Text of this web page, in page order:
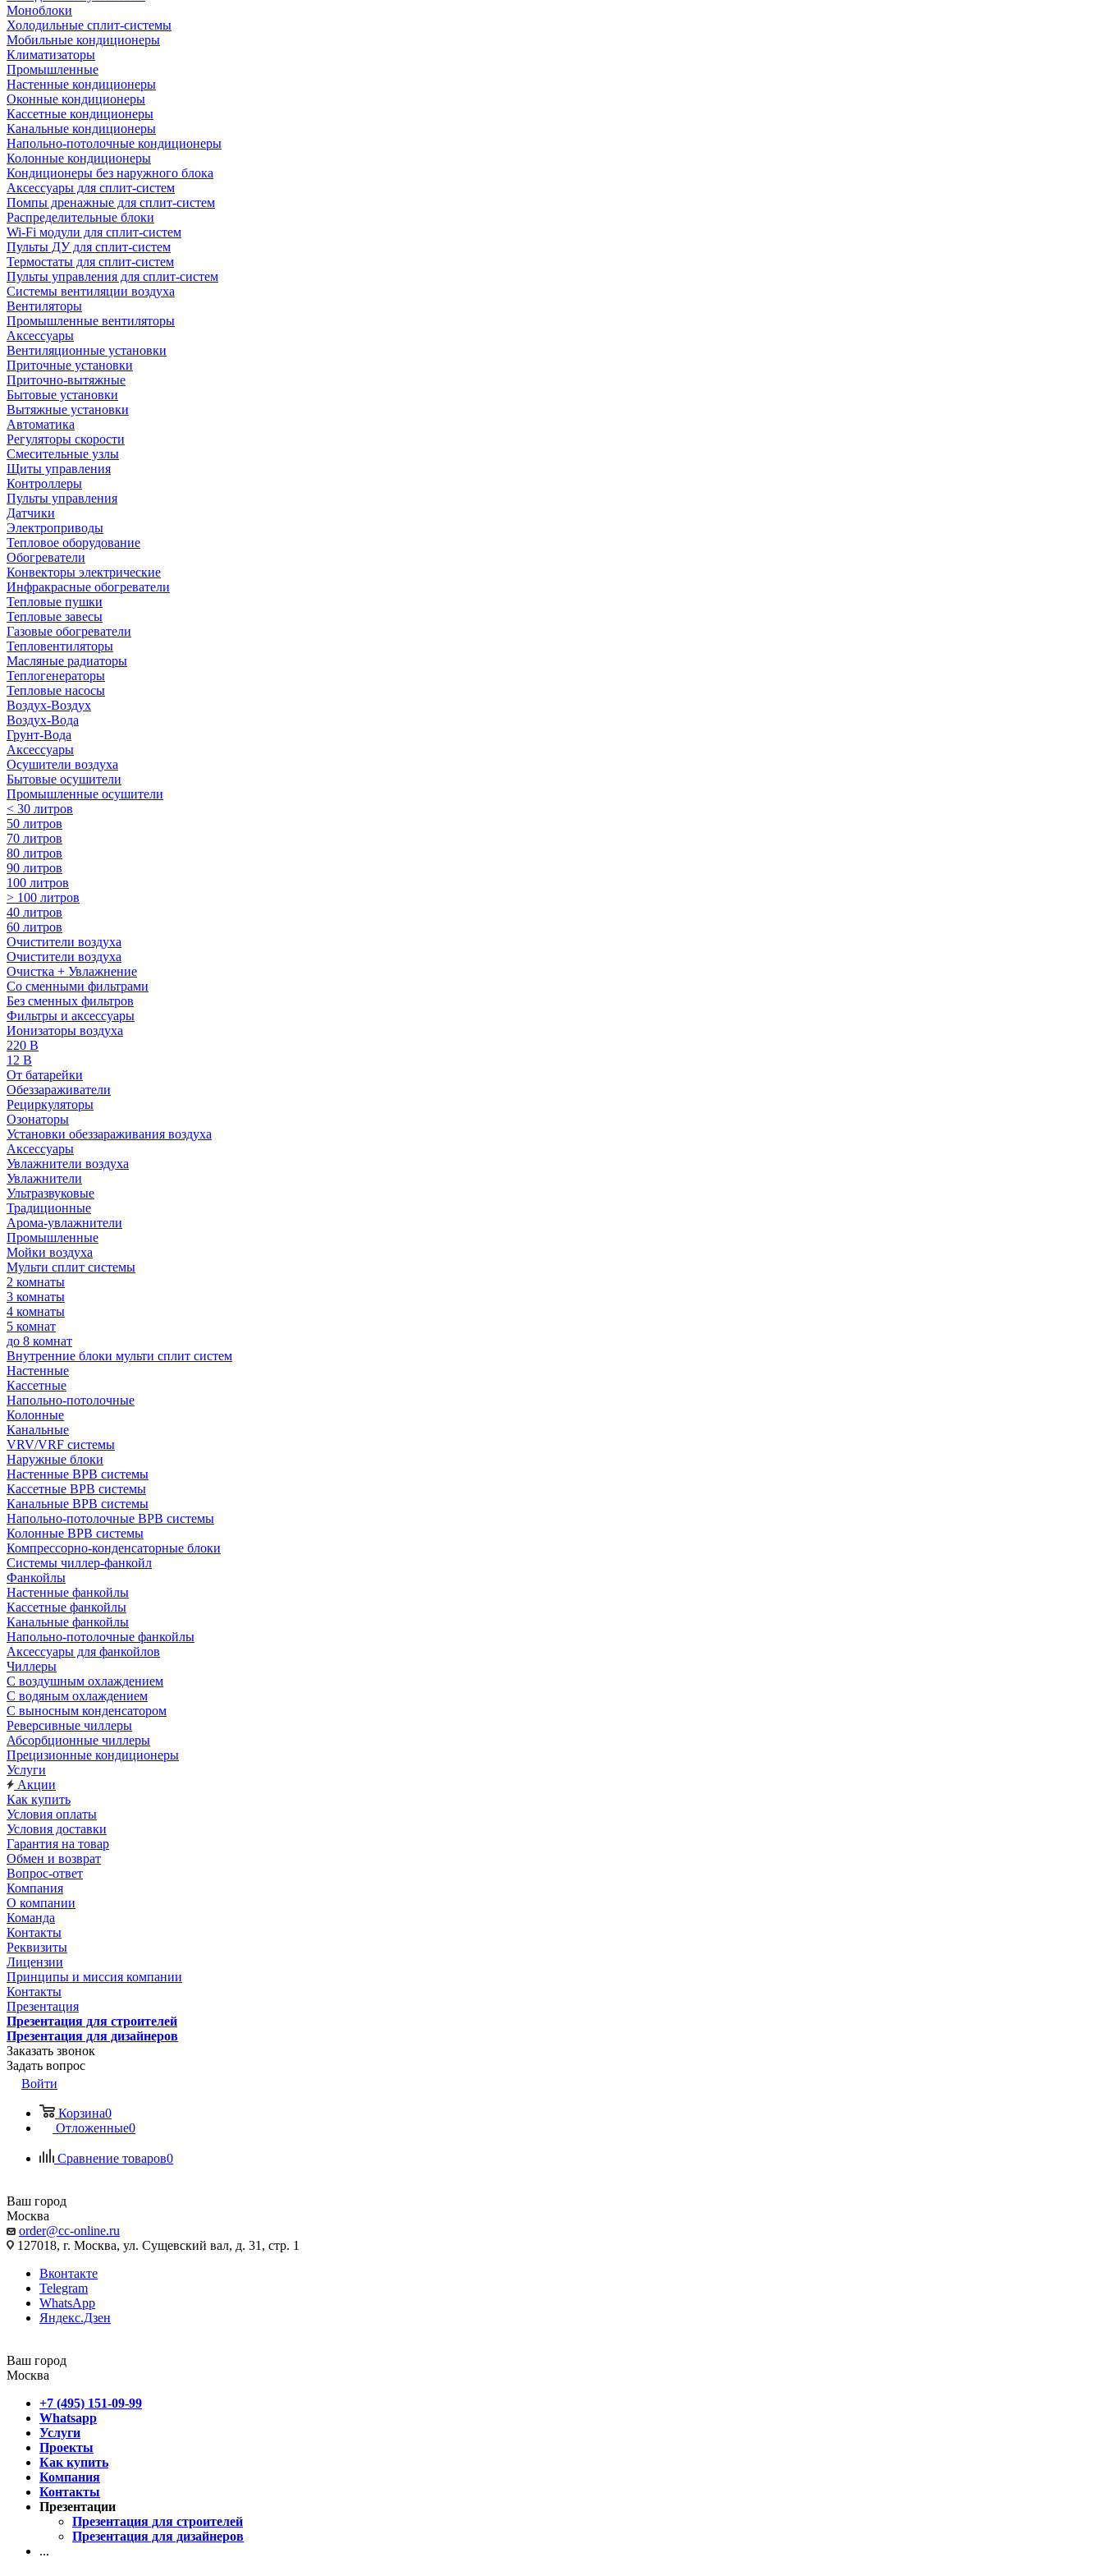
Моноблоки
Холодильные сплит-системы
Мобильные кондиционеры
Климатизаторы
Промышленные
Настенные кондиционеры
Оконные кондиционеры
Кассетные кондиционеры
Канальные кондиционеры
Напольно-потолочные кондиционеры
Колонные кондиционеры
Кондиционеры без наружного блока
Аксессуары для сплит-систем
Помпы дренажные для сплит-систем
Распределительные блоки
Wi-Fi модули для сплит-систем
Пульты ДУ для сплит-систем
Термостаты для сплит-систем
Пульты управления для сплит-систем
Системы вентиляции воздуха
Вентиляторы
Промышленные вентиляторы
Аксессуары
Вентиляционные установки
Приточные установки
Приточно-вытяжные
Бытовые установки
Вытяжные установки
Автоматика
Регуляторы скорости
Смесительные узлы
Щиты управления
Контроллеры
Пульты управления
Датчики
Электроприводы
Тепловое оборудование
Обогреватели
Конвекторы электрические
Инфракрасные обогреватели
Тепловые пушки
Тепловые завесы
Газовые обогреватели
Тепловентиляторы
Масляные радиаторы
Теплогенераторы
Тепловые насосы
Воздух-Воздух
Воздух-Вода
Грунт-Вода
Аксессуары
Осушители воздуха
Бытовые осушители
Промышленные осушители
< 30 литров
50 литров
70 литров
80 литров
90 литров
100 литров
> 100 литров
40 литров
60 литров
Очистители воздуха
Очистители воздуха
Очистка + Увлажнение
Cо сменными фильтрами
Без сменных фильтров
Фильтры и аксессуары
Ионизаторы воздуха
220 В
12 В
От батарейки
Обеззараживатели
Рециркуляторы
Озонаторы
Установки обеззараживания воздуха
Аксессуары
Увлажнители воздуха
Увлажнители
Ультразвуковые
Традиционные
Арома-увлажнители
Промышленные
Мойки воздуха
Мульти сплит системы
2 комнаты
3 комнаты
4 комнаты
5 комнат
до 8 комнат
Внутренние блоки мульти сплит систем
Настенные
Кассетные
Напольно-потолочные
Колонные
Канальные
VRV/VRF системы
Наружные блоки
Настенные ВРВ системы
Кассетные ВРВ системы
Канальные ВРВ системы
Напольно-потолочные ВРВ системы
Колонные ВРВ системы
Компрессорно-конденсаторные блоки
Системы чиллер-фанкойл
Фанкойлы
Настенные фанкойлы
Кассетные фанкойлы
Канальные фанкойлы
Напольно-потолочные фанкойлы
Аксессуары для фанкойлов
Чиллеры
С воздушным охлаждением
С водяным охлаждением
С выносным конденсатором
Реверсивные чиллеры
Абсорбционные чиллеры
Прецизионные кондиционеры
Услуги
Акции
Как купить
Условия оплаты
Условия доставки
Гарантия на товар
Обмен и возврат
Вопрос-ответ
Компания
О компании
Команда
Контакты
Реквизиты
Лицензии
Принципы и миссия компании
Контакты
Презентация
Презентация для строителей
Презентация для дизайнеров
Заказать звонок
Задать вопрос
Войти
Корзина0
Отложенные0
Сравнение товаров0
Ваш город
Москва
order@cc-online.ru
127018, г. Москва, ул. Сущевский вал, д. 31, стр. 1
Вконтакте
Telegram
WhatsApp
Яндекс.Дзен
Ваш город
Москва
+7 (495) 151-09-99
Whatsapp
Услуги
Проекты
Как купить
Компания
Контакты
Презентации
Презентация для строителей
Презентация для дизайнеров
...